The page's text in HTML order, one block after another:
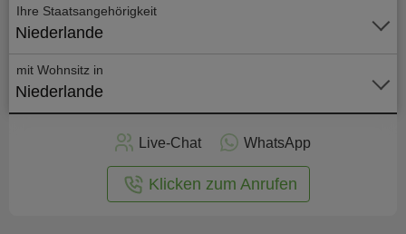
Ihre Staatsangehörigkeit
Niederlande
mit Wohnsitz in
Niederlande
Live-Chat WhatsApp
Klicken zum Anrufen